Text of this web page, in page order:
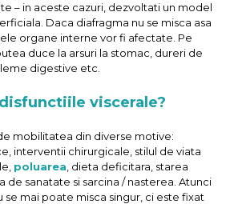
– in aceste cazuri, dezvoltati un model
Daca diafragma nu se misca asa
organe interne vor fi afectate. Pe
duce la arsuri la stomac, dureri de
digestive etc.
viscerale?
mobilitatea din diverse motive:
interventii chirurgicale, stilul de viata
poluarea , dieta deficitara, starea
de sanatate si sarcina / nasterea. Atunci
se mai poate misca singur, ci este fixat